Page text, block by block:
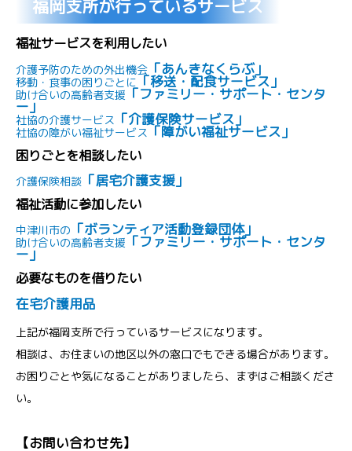
福岡支所が行っているサービス
福祉サービスを利用したい
介護予防のための外出機会 「あんきなくらぶ」
移動・食事の困りごとに 「移送・配食サービス」
助け合いの高齢者支援 「ファミリー・サポート・センタ
ー」
社協の介護サービス 「介護保険サービス」
社協の障がい福祉サービス 「障がい福祉サービス」
困りごとを相談したい
介護保険相談 「居宅介護支援」
福祉活動に参加したい
中津川市の 「ボランティア活動登録団体」
助け合いの高齢者支援 「ファミリー・サポート・センタ
ー」
必要なものを借りたい
在宅介護用品
上記が福岡支所で行っているサービスになります。
相談は、お住まいの地区以外の窓口でもできる場合があります。
お困りごとや気になることがありましたら、まずはご相談くださ
い。
【お問い合わせ先】